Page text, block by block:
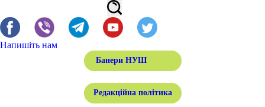
Напишіть нам
Банери НУШ
Редакційна політика